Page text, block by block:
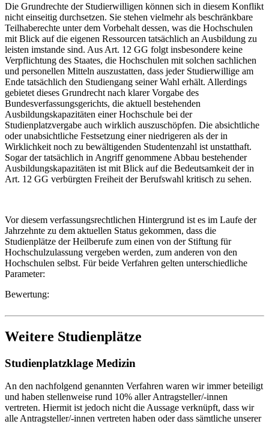
Die Grundrechte der Studierwilligen können sich in diesem Konflikt
nicht einseitig durchsetzen. Sie stehen vielmehr als beschränkbare
Teilhaberechte unter dem Vorbehalt dessen, was die Hochschulen
mit Blick auf die eigenen Ressourcen tatsächlich an Ausbildung zu
leisten imstande sind. Aus Art. 12 GG folgt insbesondere keine
Verpflichtung des Staates, die Hochschulen mit solchen sachlichen
und personellen Mitteln auszustatten, dass jeder Studierwillige am
Ende tatsächlich den Studiengang seiner Wahl erhält. Allerdings
gebietet dieses Grundrecht nach klarer Vorgabe des
Bundesverfassungsgerichts, die aktuell bestehenden
Ausbildungskapazitäten einer Hochschule bei der
Studienplatzvergabe auch wirklich auszuschöpfen. Die absichtliche
oder unabsichtliche Festsetzung einer niedrigeren als der in
Wirklichkeit noch zu bewältigenden Studentenzahl ist unstatthaft.
Sogar der tatsächlich in Angriff genommene Abbau bestehender
Ausbildungskapazitäten ist mit Blick auf die Bedeutsamkeit der in
Art. 12 GG verbürgten Freiheit der Berufswahl kritisch zu sehen.
Vor diesem verfassungsrechtlichen Hintergrund ist es im Laufe der
Jahrzehnte zu dem aktuellen Status gekommen, dass die
Studienplätze der Heilberufe zum einen von der Stiftung für
Hochschulzulassung vergeben werden, zum anderen von den
Hochschulen selbst. Für beide Verfahren gelten unterschiedliche
Parameter:
Bewertung:
Weitere Studienplätze
Studienplatzklage Medizin
An den nachfolgend genannten Verfahren waren wir immer beteiligt
und haben stellenweise rund 10% aller Antragsteller/-innen
vertreten. Hiermit ist jedoch nicht die Aussage verknüpft, dass wir
alle Antragsteller/-innen vertreten haben oder dass sämtliche unserer